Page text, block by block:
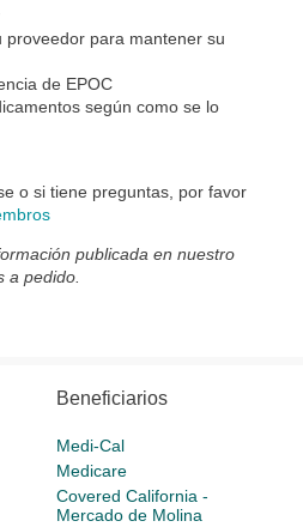
proveedor para mantener su
de EPOC
según como se lo
o si tiene preguntas, por favor
publicada en nuestro
a pedido.
Beneficiarios
Medi-Cal
Medicare
Covered California -
Mercado de Molina